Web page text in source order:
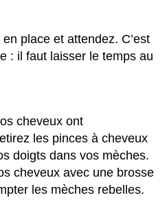
place et attendez. C’est
: il faut laisser le temps au
cheveux ont
les pinces à cheveux
doigts dans vos mèches.
cheveux avec une brosse
les mèches rebelles.